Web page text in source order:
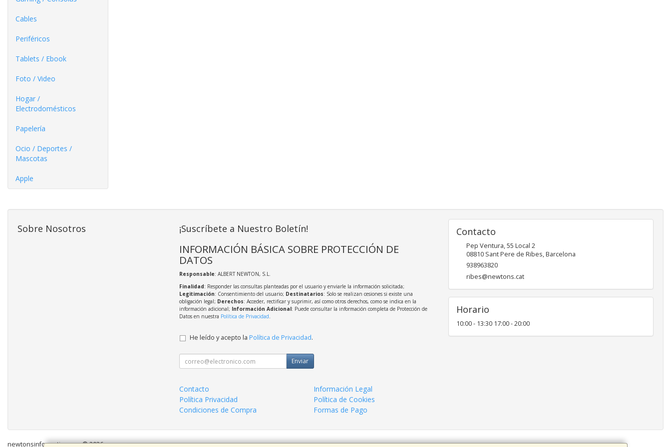
Cables
Periféricos
Tablets / Ebook
Foto / Video
Hogar /
Electrodomésticos
Papelería
Ocio / Deportes /
Mascotas
Apple
Sobre Nosotros ¡Suscríbete a Nuestro Boletín!
INFORMACIÓN BÁSICA SOBRE PROTECCIÓN DE
DATOS
Responsable: ALBERT NEWTON, S.L.
Finalidad: Responder las consultas planteadas por el usuario y enviarle la información solicitada;
Legitimación: Consentimiento del usuario; Destinatarios: Solo se realizan cesiones si existe una
obligación legal; Derechos: Acceder, rectificar y suprimir, así como otros derechos, como se indica en la
información adicional; Información Adicional: Puede consultar la información completa de Protección de
Datos en nuestra Política de Privacidad.
He leído y acepto la Política de Privacidad.
Enviar
Contacto
Información Legal
Política Privacidad
Política de Cookies
Condiciones de Compra
Formas de Pago
Contacto
Pep Ventura, 55 Local 2
08810 Sant Pere de Ribes,Barcelona
938963820
ribes@newtons.cat
Horario
10:00 - 13:30 17:00 - 20:00
newtonsinformatica.com © 2026